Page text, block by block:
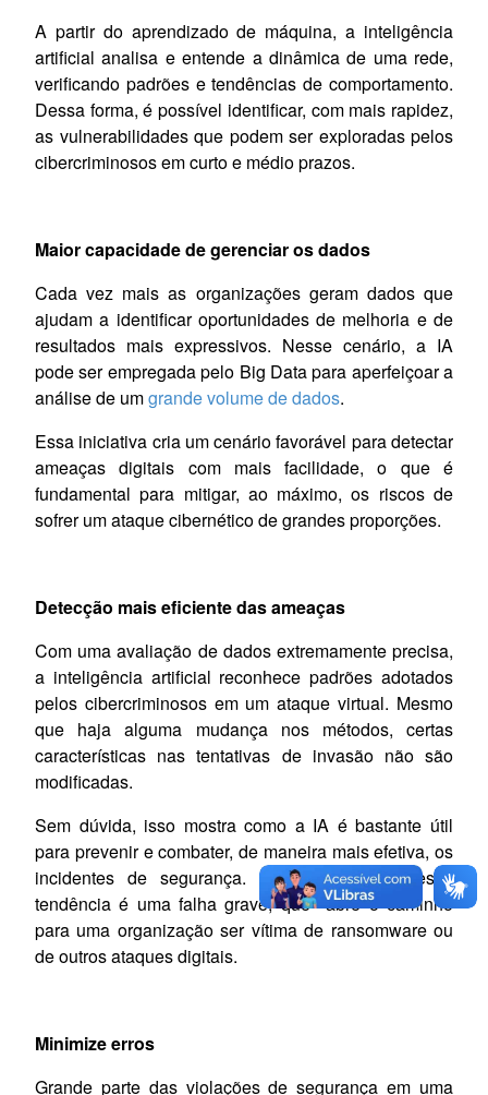
A partir do aprendizado de máquina, a inteligência
artificial analisa e entende a dinâmica de uma rede,
verificando padrões e tendências de comportamento.
Dessa forma, é possível identificar, com mais rapidez,
as vulnerabilidades que podem ser exploradas pelos
cibercriminosos em curto e médio prazos.
Maior capacidade de gerenciar os dados
Cada vez mais as organizações geram dados que
ajudam a identificar oportunidades de melhoria e de
resultados mais expressivos. Nesse cenário, a IA
pode ser empregada pelo Big Data para aperfeiçoar a
análise de umgrande volume de dados.
Essa iniciativa cria um cenário favorável para detectar
ameaças digitais com mais facilidade, o que é
fundamental para mitigar, ao máximo, os riscos de
sofrer um ataque cibernético de grandes proporções.
Detecção mais eficiente das ameaças
Com uma avaliação de dados extremamente precisa,
a inteligência artificial reconhece padrões adotados
pelos cibercriminosos em um ataque virtual. Mesmo
que haja alguma mudança nos métodos, certas
características nas tentativas de invasão não são
modificadas.
Sem dúvida, isso mostra como a IA é bastante útil
para prevenir e combater, de maneira mais efetiva, os
incidentes de segurança. E não identificar essa
tendência é uma falha grave, que abre o caminho
para uma organização ser vítima de ransomware ou
de outros ataques digitais.
Minimize erros
Grande parte das violações de segurança em uma